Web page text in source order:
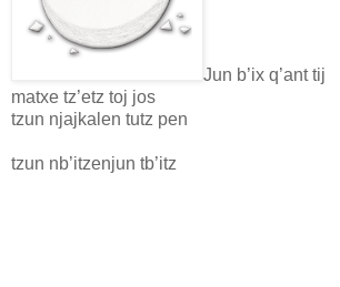
Jun b’ix q’ant tij
matxe tz’etz toj jos
tzun njajkalen tutz pen
tzun nb’itzenjun tb’itz